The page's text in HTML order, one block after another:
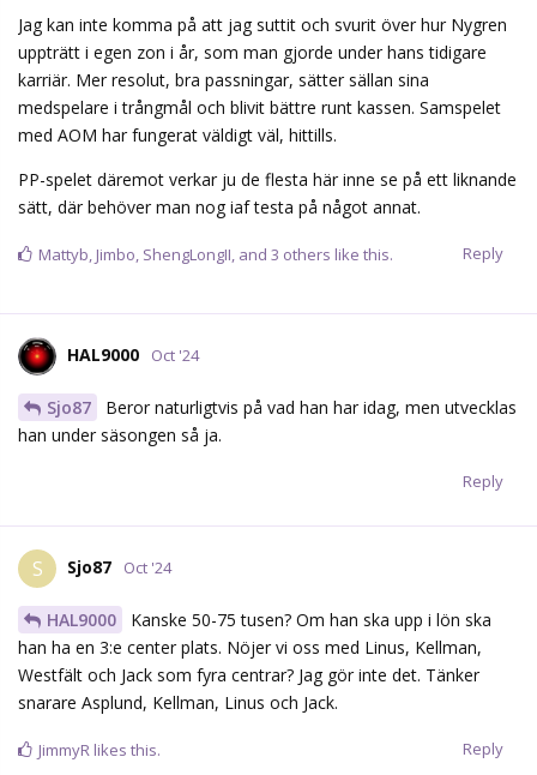
Jag kan inte komma på att jag suttit och svurit över hur Nygren
uppträtt i egen zon i år, som man gjorde under hans tidigare
karriär. Mer resolut, bra passningar, sätter sällan sina
medspelare i trångmål och blivit bättre runt kassen. Samspelet
med AOM har fungerat väldigt väl, hittills.
PP-spelet däremot verkar ju de flesta här inne se på ett liknande
sätt, där behöver man nog iaf testa på något annat.
Reply
Mattyb, Jimbo, ShengLongII, and 3 others like this.
HAL9000 Oct '24
Sjo87
Beror naturligtvis på vad han har idag, men utvecklas
han under säsongen så ja.
Reply
S Sjo87 Oct '24
HAL9000
Kanske 50-75 tusen? Om han ska upp i lön ska
han ha en 3:e center plats. Nöjer vi oss med Linus, Kellman,
Westfält och Jack som fyra centrar? Jag gör inte det. Tänker
snarare Asplund, Kellman, Linus och Jack.
Reply
JimmyR likes this.